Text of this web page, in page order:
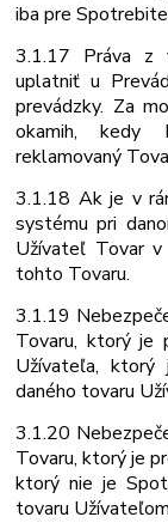
iba pre
3.1.17 Práva z
uplatniť u
prevádzky. Za
okamih, kedy
reklamovaný
3.1.18 Ak je v
systému pri
Užívateľ Tovar v
tohto Tovaru.
3.1.19
Tovaru, ktorý je
Užívateľa, ktorý
daného tovaru
3.1.20
Tovaru, ktorý je
ktorý nieje
tovaru